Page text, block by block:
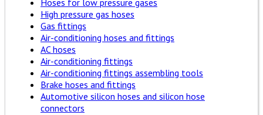
Hoses for low pressure gases
High pressure gas hoses
Gas fittings
Air-conditioning hoses and fittings
AC hoses
Air-conditioning fittings
Air-conditioning fittings assembling tools
Brake hoses and fittings
Automotive silicon hoses and silicon hose
connectors